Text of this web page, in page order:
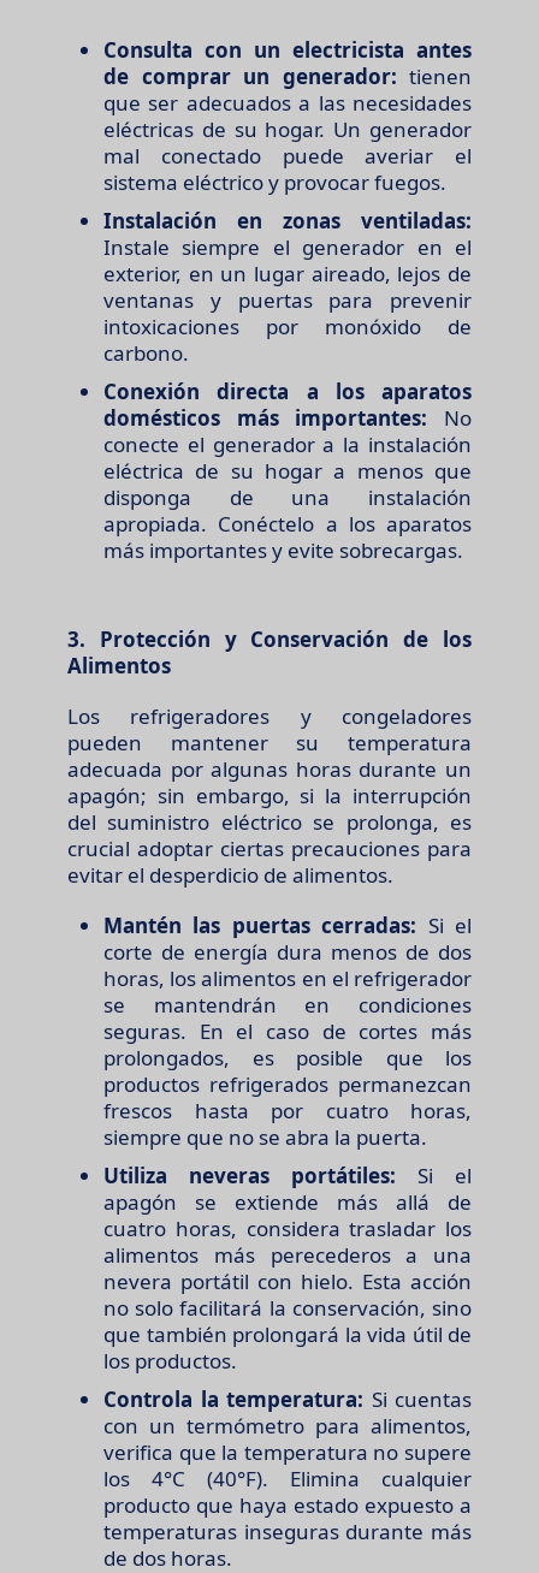
Consulta con un electricista antes
de comprar un generador: tienen
que ser adecuados a las necesidades
eléctricas de su hogar. Un generador
mal conectado puede averiar el
sistema eléctrico y provocar fuegos.
Instalación en zonas ventiladas:
Instale siempre el generador en el
exterior, en un lugar aireado, lejos de
ventanas y puertas para prevenir
intoxicaciones por monóxido de
carbono.
Conexión directa a los aparatos
domésticos más importantes: No
conecte el generador a la instalación
eléctrica de su hogar a menos que
disponga de una instalación
apropiada. Conéctelo a los aparatos
más importantes y evite sobrecargas.
3. Protección y Conservación de los
Alimentos
Los refrigeradores y congeladores
pueden mantener su temperatura
adecuada por algunas horas durante un
apagón; sin embargo, si la interrupción
del suministro eléctrico se prolonga, es
crucial adoptar ciertas precauciones para
evitar el desperdicio de alimentos.
Mantén las puertas cerradas: Si el
corte de energía dura menos de dos
horas, los alimentos en el refrigerador
se mantendrán en condiciones
seguras. En el caso de cortes más
prolongados, es posible que los
productos refrigerados permanezcan
frescos hasta por cuatro horas,
siempre que no se abra la puerta.
Utiliza neveras portátiles: Si el
apagón se extiende más allá de
cuatro horas, considera trasladar los
alimentos más perecederos a una
nevera portátil con hielo. Esta acción
no solo facilitará la conservación, sino
que también prolongará la vida útil de
los productos.
Controla la temperatura: Si cuentas
con un termómetro para alimentos,
verifica que la temperatura no supere
los 4°C (40°F). Elimina cualquier
producto que haya estado expuesto a
temperaturas inseguras durante más
de dos horas.